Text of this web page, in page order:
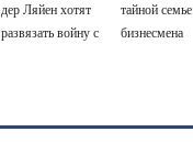
дер Ляйен хотят
развязать войну с
тайной семье
бизнесмена